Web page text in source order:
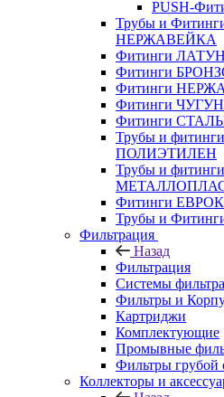
PUSH-
Трубы и
НЕРЖАВЕЙКА
Фитинги
Фитинги
Фитинги
Фитинги
Фитинги
Трубы и
ПОЛИЭТИЛЕН
Трубы и фитинги
Фитинги
Трубы и
Фильтрация
Назад
Фильтрация
Системы
Фильтры и
Картриджи
Комплектующие
Промывные
Фильтры грубой
Коллекторы и